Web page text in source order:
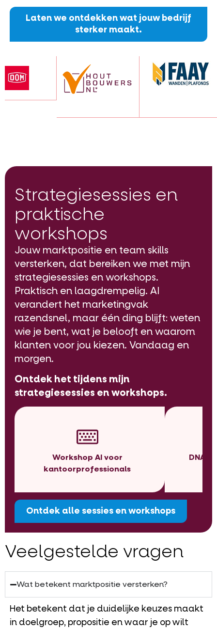
Laten we ontdekken wat jouw bedrijf
sterker maakt.
Strategiesessies en
praktische
workshops
Jouw marktpositie en team skills
versterken, dat bereiken we met mijn
strategiesessies en workshops.
Praktisch en laagdrempelig. AI
verandert het marketingvak
razendsnel, maar één ding blijft: weten
wie je bent, wat je belooft en waarom
klanten voor jou kiezen. Vandaag en
morgen.
Ontdek het tijdens mijn
strategiesessies en workshops.
Workshop AI voor
kantoorprofessionals
DNA
Ontdek alle sessies en workshops
Veelgestelde vragen
Wat betekent marktpositie versterken?
Het betekent dat je duidelijke keuzes maakt
in doelgroep, propositie en waar je op wilt